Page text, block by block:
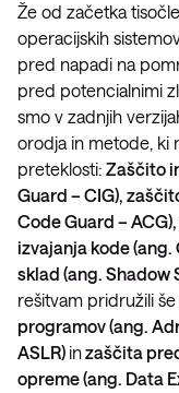
Že od začetka
operacijskih
pred napadi na
pred potencialnimi
smo v zadnjih
orodja in metode, ki
preteklosti: Zaščito
Guard – CIG),
Code Guard –
izvajanja kode (ang.
sklad (ang. Shadow
rešitvam pridružili še
programov (ang.
ASLR) inzaščita
opreme (ang. Data